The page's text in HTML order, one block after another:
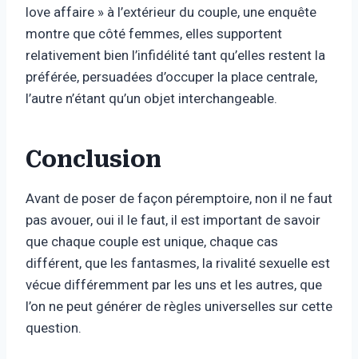
love affaire » à l’extérieur du couple, une enquête
montre que côté femmes, elles supportent
relativement bien l’infidélité tant qu’elles restent la
préférée, persuadées d’occuper la place centrale,
l’autre n’étant qu’un objet interchangeable.
Conclusion
Avant de poser de façon péremptoire, non il ne faut
pas avouer, oui il le faut, il est important de savoir
que chaque couple est unique, chaque cas
différent, que les fantasmes, la rivalité sexuelle est
vécue différemment par les uns et les autres, que
l’on ne peut générer de règles universelles sur cette
question.